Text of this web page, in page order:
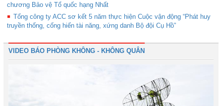
chương Bảo vệ Tổ quốc hạng Nhất
Tổng công ty ACC sơ kết 5 năm thực hiện Cuộc vận động “Phát huy
truyền thống, cống hiến tài năng, xứng danh Bộ đội Cụ Hồ”
VIDEO BÁO PHÒNG KHÔNG - KHÔNG QUÂN